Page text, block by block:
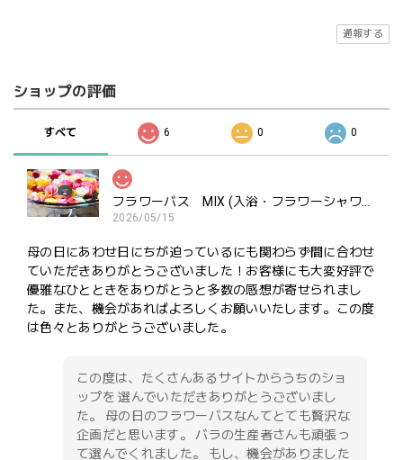
通報する
ショップの評価
すべて 6 0 0
2026/05/15
母の日にあわせ日にちが迫っているにも関わらず間に合わせ
ていただきありがとうございました！お客様にも大変好評で
優雅なひとときをありがとうと多数の感想が寄せられまし
た。また、機会があればよろしくお願いいたします。この度
は色々とありがとうございました。
この度は、たくさんあるサイトからうちのショ
ップを 選んでいただきありがとうございまし
た。 母の日のフラワーバスなんてとても贅沢な
企画だと思います。 バラの生産者さんも頑張っ
て選んでくれました。 もし、機会がありました